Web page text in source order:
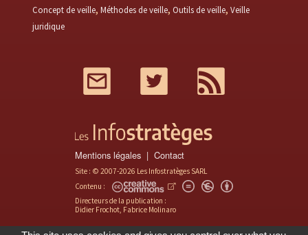
Concept de veille Méthodes de veille Outils de veille Veille
juridique
Twitter
Mentions légales Contact
Site : © 2007-2026 Les Infostratèges SARL
Contenu :
Directeurs de la publication :
Didier Frochot, Fabrice Molinaro